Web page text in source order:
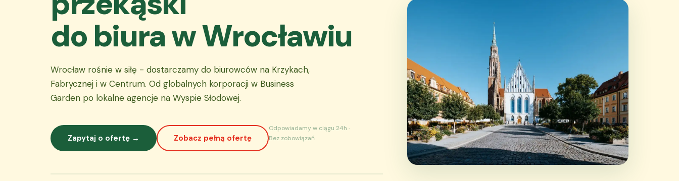
do biura w Wrocławiu
Wrocław rośnie w siłę - dostarczamy do biurowców na Krzykach,
Fabrycznej i w Centrum. Od globalnych korporacji w Business
Garden po lokalne agencje na Wyspie Słodowej.
Zapytaj o ofertę → Zobacz pełną ofertę
Odpowiadamy w ciągu 24h ·
Bez zobowiązań